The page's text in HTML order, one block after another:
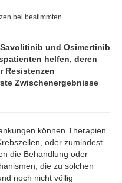
bei bestimmten
und Osimertinib
helfen, deren
Resistenzen
Zwischenergebnisse
können Therapien
oder zumindest
die Behandlung oder
die zu solchen
noch nicht völlig